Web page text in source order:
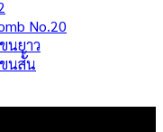
No.20
นยาว
ขนสั้น